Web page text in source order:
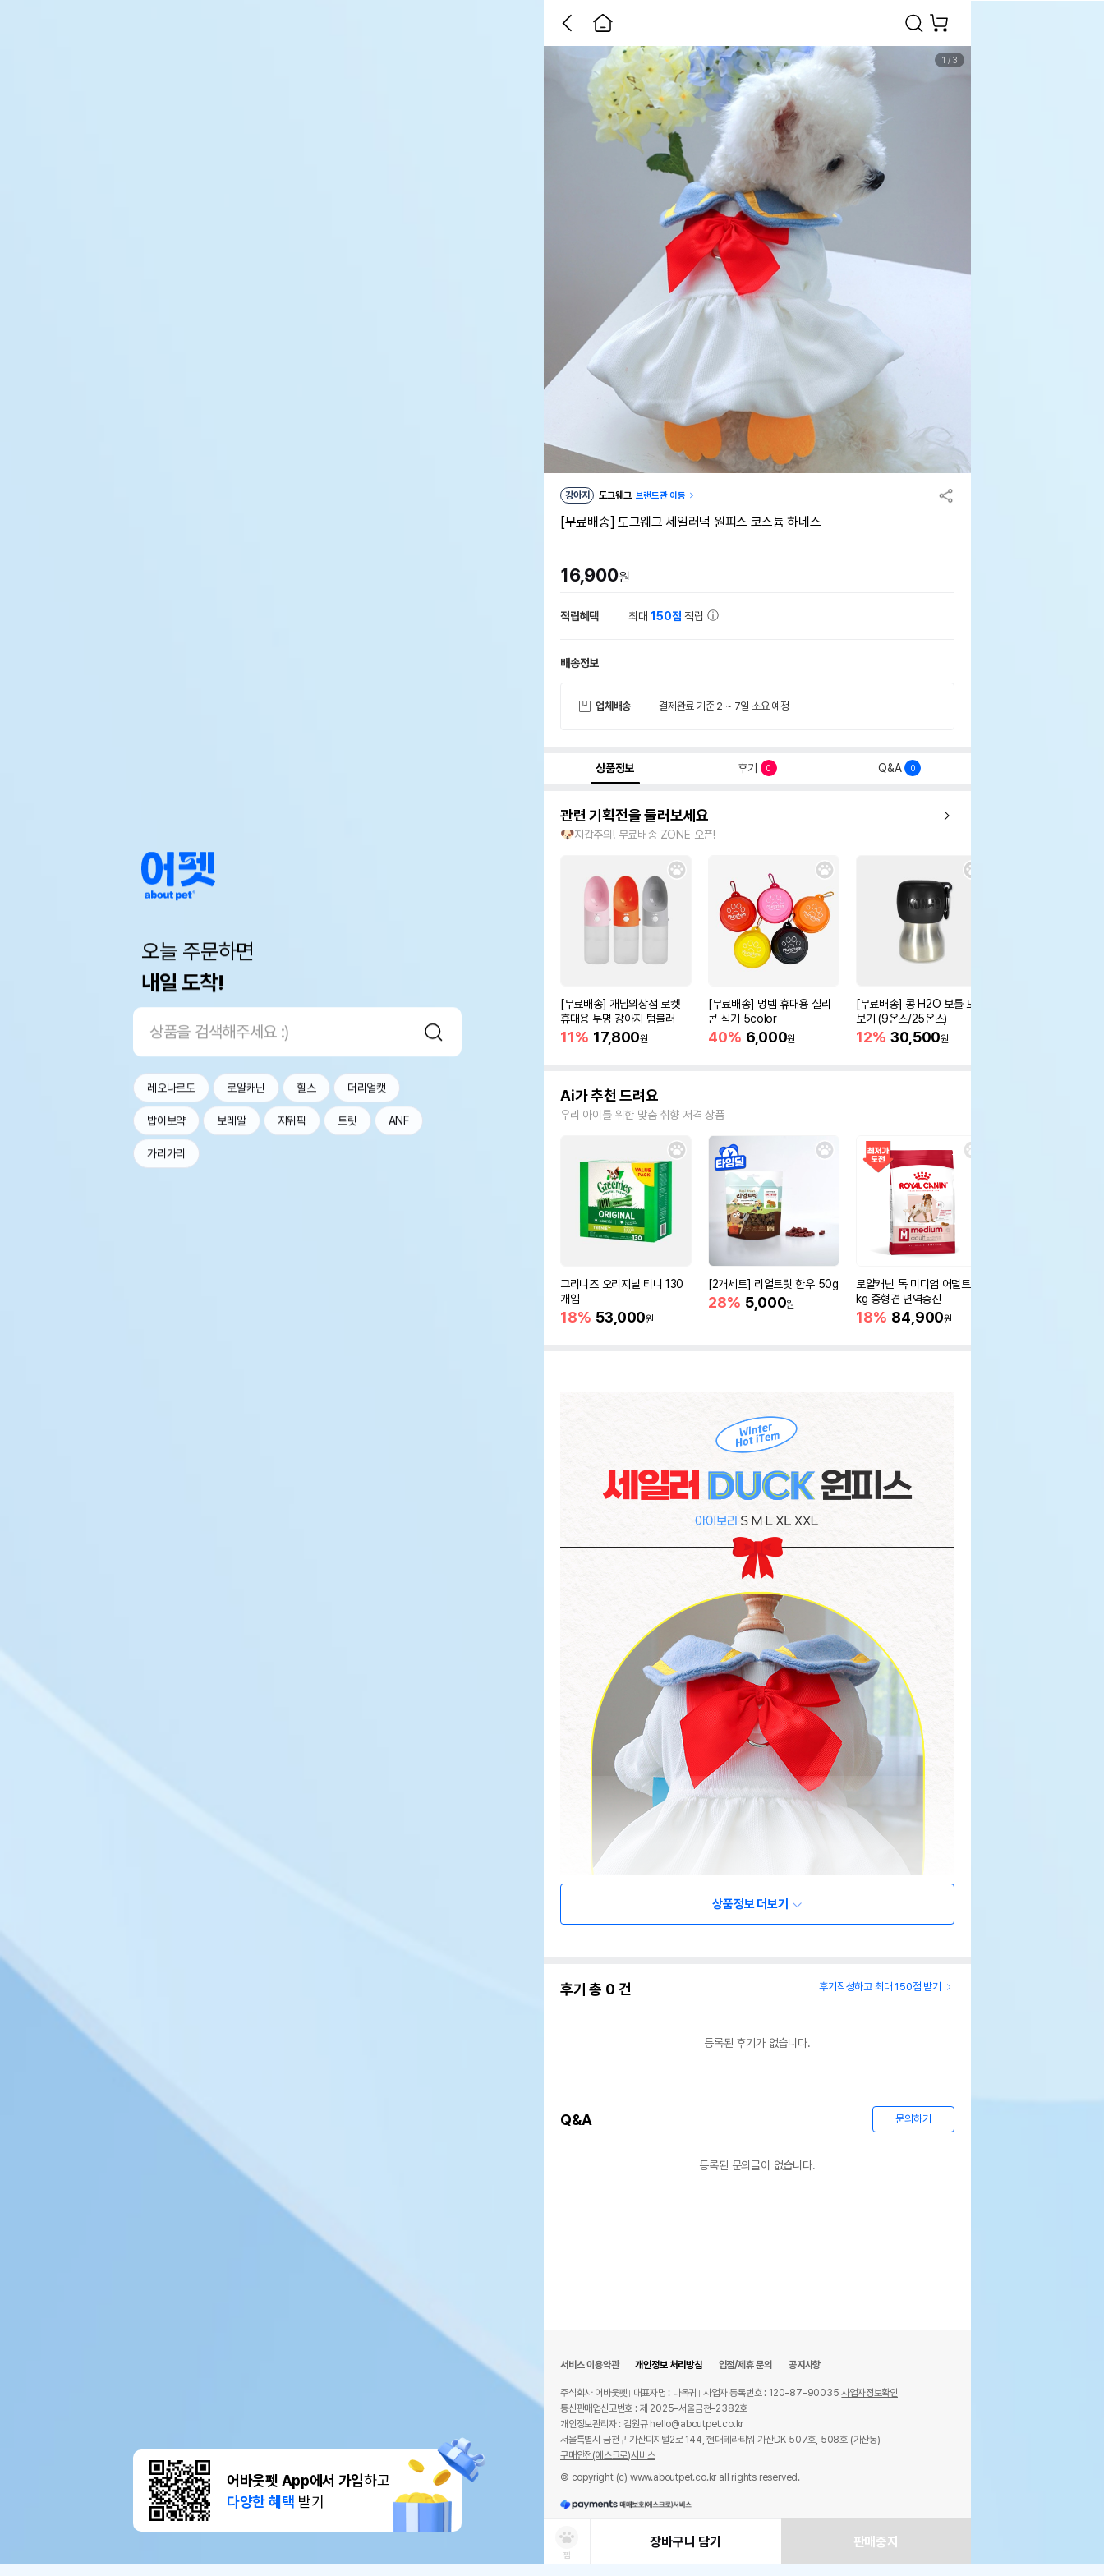
오늘 주문하면
내일 도착!
레오나르도 로얄캐닌 힐스 더리얼캣
밥이보약 보레알 지위픽 트릿 ANF
가리가리
어바웃펫 App에서 가입하고
다양한 혜택 받기
1 / 3
강아지 도그웨그 브랜드관 이동
[무료배송] 도그웨그 세일러덕 원피스 코스튬 하네스
16,900원
적립혜택 최대150점 적립
배송정보
업체배송 결제완료 기준 2 ~ 7일 소요 예정
상품정보 후기 0 Q&A 0
관련 기획전을 둘러보세요
🐶지갑주의! 무료배송 ZONE 오픈!
[무료배송] 개님의상점 로켓
휴대용 투명 강아지 텀블러
11% 17,800원
[무료배송] 멍템 휴대용 실리
콘 식기 5color
40% 6,000원
[무료배송] 콩 H2O 보틀 모아
보기 (9온스/25온스)
12% 30,500원
Ai가 추천 드려요
우리 아이를 위한 맞춤 취향 저격 상품
그리니즈 오리지널 티니 130
개입
18% 53,000원
[2개세트] 리얼트릿 한우 50g
28% 5,000원
로얄캐닌 독 미디엄 어덜트 10
kg 중형견 면역증진
18% 84,900원
상품정보 더보기
후기 총 0 건 후기작성하고 최대 150점 받기
등록된 후기가 없습니다.
Q&A 문의하기
등록된 문의글이 없습니다.
찜
장바구니 담기 판매중지
서비스 이용약관 개인정보 처리방침 입점/제휴 문의 공지사항
주식회사 어바웃펫 대표자명 : 나옥귀 사업자 등록번호 : 120-87-90035사업자정보확인
통신판매업신고번호 : 제 2025-서울금천-2382호
개인정보관리자 : 김원규 hello@aboutpet.co.kr
서울특별시 금천구 가산디지털2로 144, 현대테라타워 가산DK 507호, 508호 (가산동)
구매안전(에스크로)서비스
© copyright (c) www.aboutpet.co.kr all rights reserved.